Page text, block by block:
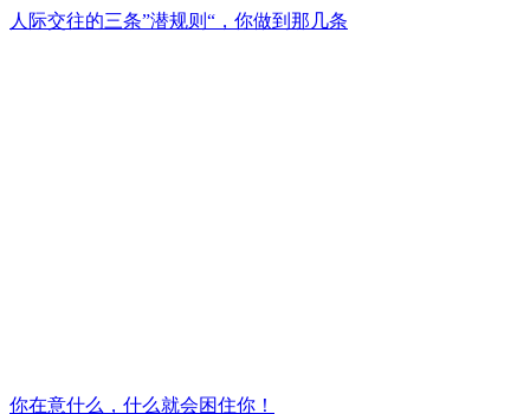
人际交往的三条”潜规则“，你做到那几条
你在意什么，什么就会困住你！